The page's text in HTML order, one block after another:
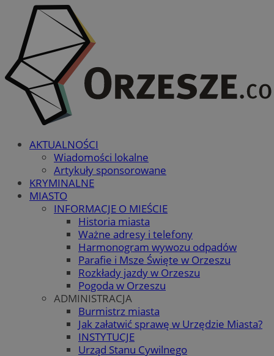
AKTUALNOŚCI
Wiadomości lokalne
Artykuły sponsorowane
KRYMINALNE
MIASTO
INFORMACJE O MIEŚCIE
Historia miasta
Ważne adresy i telefony
Harmonogram wywozu odpadów
Parafie i Msze Święte w Orzeszu
Rozkłady jazdy w Orzeszu
Pogoda w Orzeszu
ADMINISTRACJA
Burmistrz miasta
Jak załatwić sprawę w Urzędzie Miasta?
INSTYTUCJE
Urząd Stanu Cywilnego